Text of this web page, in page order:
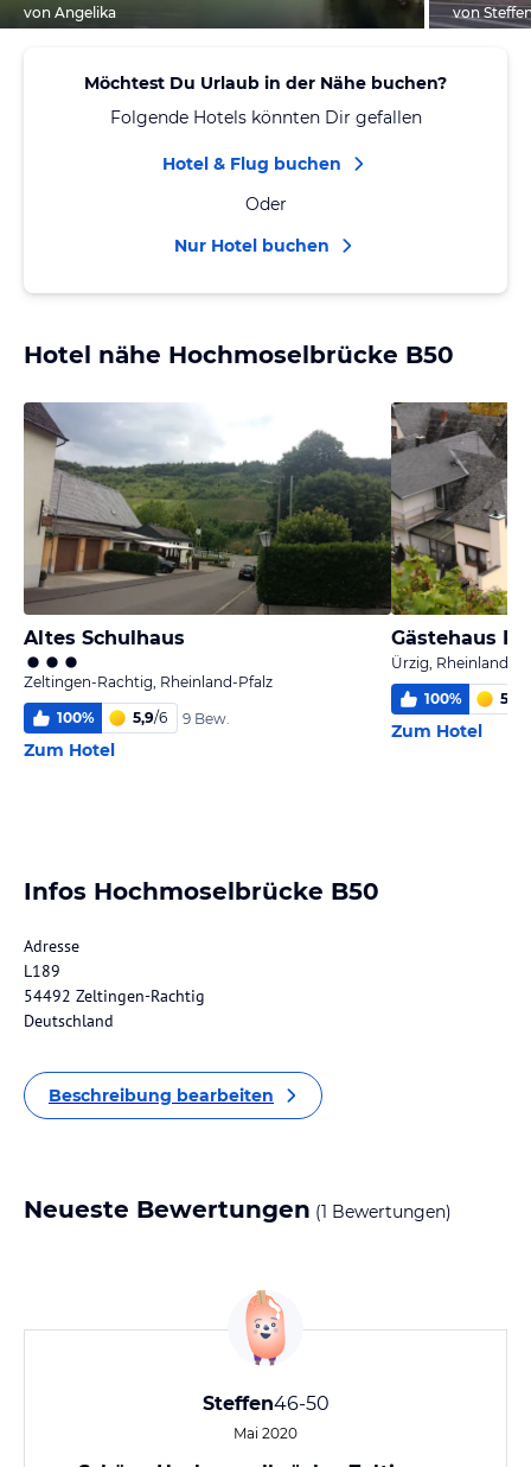
von Angelika von
Möchtest Du Urlaub in der Nähe buchen?
Folgende Hotels könnten Dir gefallen
Hotel & Flug buchen
Oder
Nur Hotel buchen
Hotel nähe Hochmoselbrücke B50
Altes Schulhaus
Zeltingen-Rachtig, Rheinland-Pfalz
100% 5,9/6 9 Bew.
Zum Hotel
Gästehaus
Ürzig, Rheinland-
100% 5,4
Zum Hotel
Infos Hochmoselbrücke B50
Adresse
L189
54492 Zeltingen-Rachtig
Deutschland
Beschreibung bearbeiten
Neueste Bewertungen (1 Bewertungen)
Steffen46-50
Mai 2020